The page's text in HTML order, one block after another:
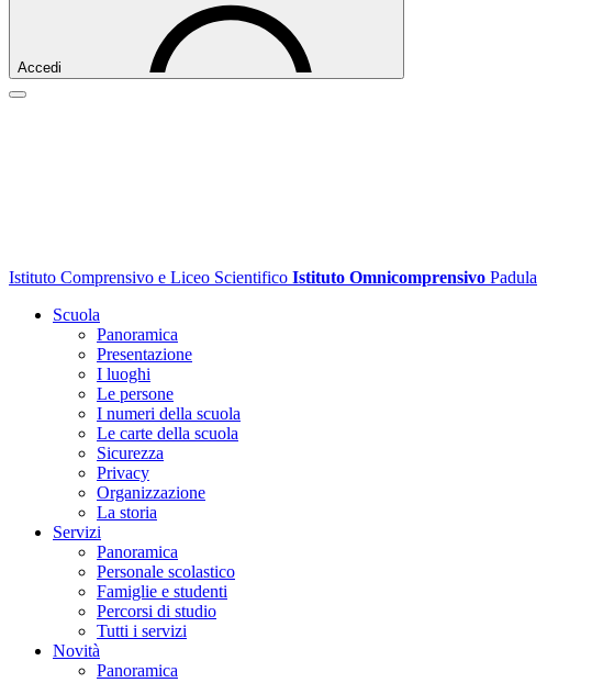
Accedi
Istituto Comprensivo e Liceo Scientifico Istituto Omnicomprensivo Padula
Scuola
Panoramica
Presentazione
I luoghi
Le persone
I numeri della scuola
Le carte della scuola
Sicurezza
Privacy
Organizzazione
La storia
Servizi
Panoramica
Personale scolastico
Famiglie e studenti
Percorsi di studio
Tutti i servizi
Novità
Panoramica